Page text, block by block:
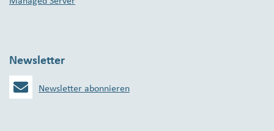
Newsletter
Newsletter abonnieren